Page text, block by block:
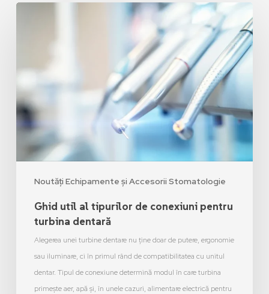
Noutăți Echipamente și Accesorii Stomatologie
Ghid util al tipurilor de conexiuni pentru
turbina dentară
Alegerea unei turbine dentare nu ține doar de putere, ergonomie
sau iluminare, ci în primul rând de compatibilitatea cu unitul
dentar. Tipul de conexiune determină modul în care turbina
primește aer, apă și, în unele cazuri, alimentare electrică pentru